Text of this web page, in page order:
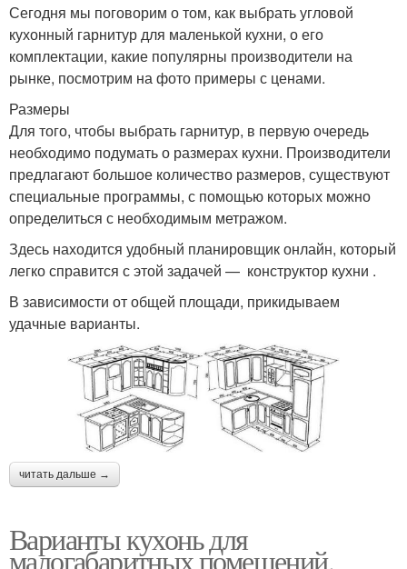
Сегодня мы поговорим о том, как выбрать угловой
кухонный гарнитур для маленькой кухни, о его
комплектации, какие популярны производители на
рынке, посмотрим на фото примеры с ценами.
Размеры
Для того, чтобы выбрать гарнитур, в первую очередь
необходимо подумать о размерах кухни. Производители
предлагают большое количество размеров, существуют
специальные программы, с помощью которых можно
определиться с необходимым метражом.
Здесь находится удобный планировщик онлайн, который
легко справится с этой задачей — конструктор кухни .
В зависимости от общей площади, прикидываем
удачные варианты.
читать дальше →
Варианты кухонь для
малогабаритных помещений.